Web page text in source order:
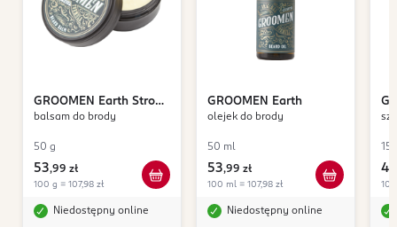
GROOMEN
Earth Strong
Hold
balsam do brody
50 g
53,99 zł
100 g = 107,98 zł
Niedostępny online
GROOMEN Earth
olejek do brody
50 ml
53,99 zł
100 ml = 107,98 zł
Niedostępny online
48